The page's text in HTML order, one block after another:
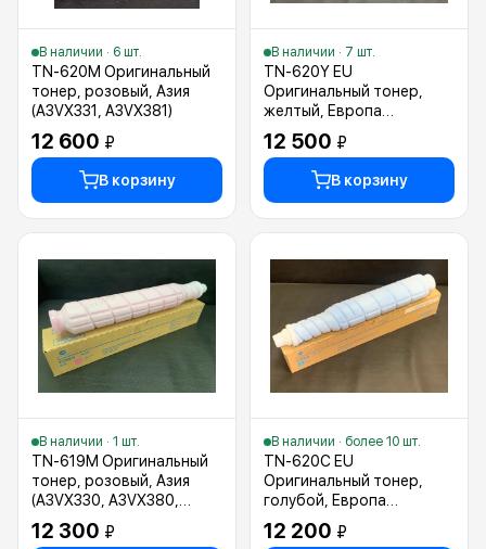
В наличии · 6 шт.
TN-620M Оригинальный
тонер, розовый, Азия
(A3VX331, A3VX381)
12 600 ₽
В корзину
В наличии · 7 шт.
TN-620Y EU
Оригинальный тонер,
желтый, Европа
(A3VX251, A3VX254,
A3VX256)
12 500 ₽
В корзину
В наличии · 1 шт.
TN-619M Оригинальный
тонер, розовый, Азия
(A3VX330, A3VX380,
A3VX35D)
12 300 ₽
В наличии · более 10 шт.
TN-620C EU
Оригинальный тонер,
голубой, Европа
(A3VX451, A3VX454,
A3VX456)
12 200 ₽